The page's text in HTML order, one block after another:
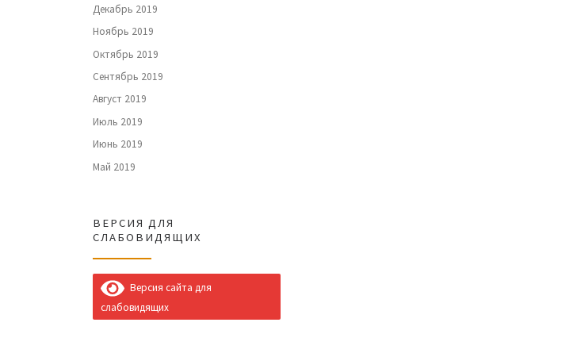
Декабрь 2019
Ноябрь 2019
Октябрь 2019
Сентябрь 2019
Август 2019
Июль 2019
Июнь 2019
Май 2019
ВЕРСИЯ ДЛЯ
СЛАБОВИДЯЩИХ
Версия сайта для
слабовидящих